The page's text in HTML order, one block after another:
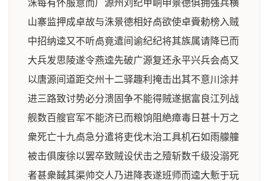
洙每有怀服意而广源州刘纪甲峒申景德俱拥强兵横
山寨监押成卓故与洙景德相好卨欲使卓賫勅榜入贼
中招纳逵又不听卨竟遣间谕纪纪将其族属请降已而
大兵发思陵遂令燕逵先破广源复还永平兴兵会卨又
以唐源间道距交州十二驿趣利掩击出其不意川涂并
进三路致讨势必分溃固争不能得贼遂据富良江列战
舰数百艘官军不能济已而粮饷阻絶瘴毒日甚十万之
衆死亡十九卨急分遣将吏伐木治工具机石如雨艨艟
被击俱废徐以罢卒致贼设伏击之殪斩数千级没溺死
者甚衆馘其渠帅交人乃进降表遂班师而逵大慙于玩